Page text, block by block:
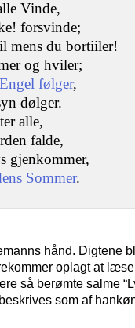
Vinde,
forsvinde;
mens du bortiiler!
og hviler;
følger,
dølger.
alle,
falde,
gjenkommer,
Sommer.
hånd. Digtene
oplagt at
så berømte salme
som af